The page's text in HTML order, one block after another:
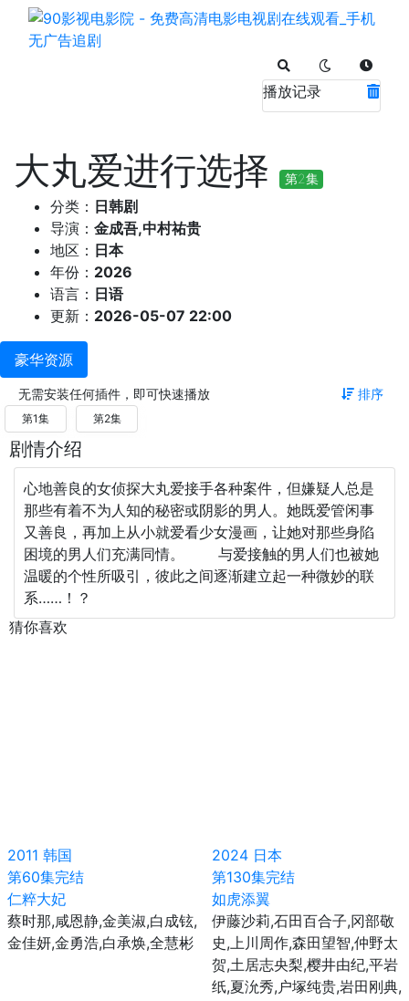
播放记录
大丸爱进行选择 第2集
分类： 日韩剧
导演： 金成吾,中村祐贵
地区： 日本
年份： 2026
语言： 日语
更新： 2026-05-07 22:00
豪华资源
无需安装任何插件，即可快速播放 排序
第1集 第2集
剧情介绍
心地善良的女侦探大丸爱接手各种案件，但嫌疑人总是
那些有着不为人知的秘密或阴影的男人。她既爱管闲事
又善良，再加上从小就爱看少女漫画，让她对那些身陷
困境的男人们充满同情。 与爱接触的男人们也被她
温暖的个性所吸引，彼此之间逐渐建立起一种微妙的联
系……！？
猜你喜欢
2011 韩国
第60集完结
仁粹大妃
蔡时那,咸恩静,金美淑,白成铉,
金佳妍,金勇浩,白承焕,全慧彬
2024 日本
第130集完结
如虎添翼
伊藤沙莉,石田百合子,冈部敬
史,上川周作,森田望智,仲野太
贺,土居志央梨,樱井由纪,平岩
纸,夏沇秀,户塚纯贵,岩田刚典,